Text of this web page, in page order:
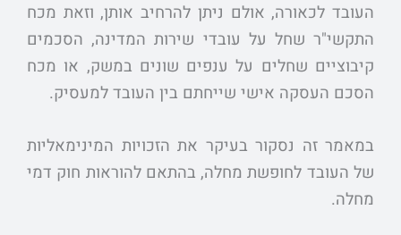
העובד לכאורה, אולם ניתן להרחיב אותן, וזאת מכח
התקשי"ר שחל על עובדי שירות המדינה, הסכמים
קיבוציים שחלים על ענפים שונים במשק, או מכח
הסכם העסקה אישי שייחתם בין העובד למעסיק.
במאמר זה נסקור בעיקר את הזכויות המינימאליות
של העובד לחופשת מחלה, בהתאם להוראות חוק דמי
מחלה.